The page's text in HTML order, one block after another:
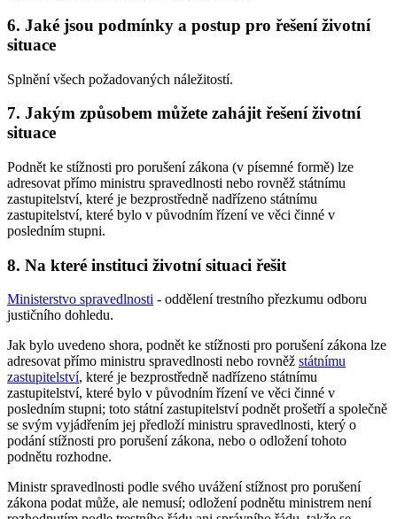
6. Jaké jsou podmínky a postup pro řešení životní
situace
Splnění všech požadovaných náležitostí.
7. Jakým způsobem můžete zahájit řešení životní
situace
Podnět ke stížnosti pro porušení zákona (v písemné formě) lze
adresovat přímo ministru spravedlnosti nebo rovněž státnímu
zastupitelství, které je bezprostředně nadřízeno státnímu
zastupitelství, které bylo v původním řízení ve věci činné v
posledním stupni.
8. Na které instituci životní situaci řešit
Ministerstvo spravedlnosti - oddělení trestního přezkumu odboru
justičního dohledu.
Jak bylo uvedeno shora, podnět ke stížnosti pro porušení zákona lze
adresovat přímo ministru spravedlnosti nebo rovněž státnímu
zastupitelství, které je bezprostředně nadřízeno státnímu
zastupitelství, které bylo v původním řízení ve věci činné v
posledním stupni; toto státní zastupitelství podnět prošetří a společně
se svým vyjádřením jej předloží ministru spravedlnosti, který o
podání stížnosti pro porušení zákona, nebo o odložení tohoto
podnětu rozhodne.
Ministr spravedlnosti podle svého uvážení stížnost pro porušení
zákona podat může, ale nemusí; odložení podnětu ministrem není